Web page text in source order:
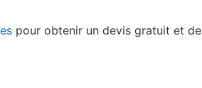
pour obtenir un devis gratuit et de